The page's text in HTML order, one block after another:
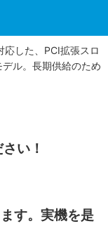
した、PCI拡張スロ
ル。長期供給のため
い！
す。実機を是